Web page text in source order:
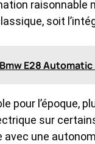
raisonnable
soit
Bmw E28
pour l’époque,
sur
avec une